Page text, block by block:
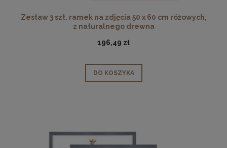
Zestaw 3 szt. ramek na zdjęcia 50 x 60 cm różowych,
z naturalnego drewna
196,49 zł
DO KOSZYKA